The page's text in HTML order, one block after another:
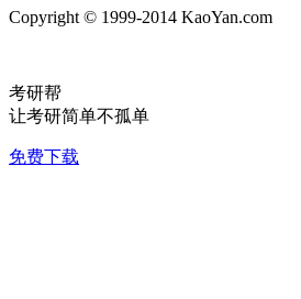
Copyright © 1999-2014 KaoYan.com
考研帮
让考研简单不孤单
免费下载